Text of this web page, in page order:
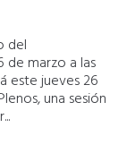
del
de marzo a las
este jueves 26
una sesión